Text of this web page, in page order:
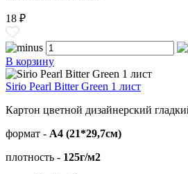
18 ₽
В корзину
Sirio Pearl Bitter Green 1 лист
Картон цветной дизайнерский
формат - А4 (21*29,7см)
плотность - 125г/м2